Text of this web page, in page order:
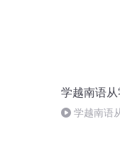
学越南语
学越南语